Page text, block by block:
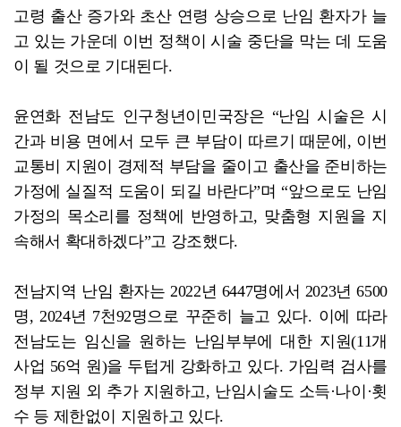
고령 출산 증가와 초산 연령 상승으로 난임 환자가 늘
고 있는 가운데 이번 정책이 시술 중단을 막는 데 도움
이 될 것으로 기대된다.
윤연화 전남도 인구청년이민국장은 “난임 시술은 시
간과 비용 면에서 모두 큰 부담이 따르기 때문에, 이번
교통비 지원이 경제적 부담을 줄이고 출산을 준비하는
가정에 실질적 도움이 되길 바란다”며 “앞으로도 난임
가정의 목소리를 정책에 반영하고, 맞춤형 지원을 지
속해서 확대하겠다”고 강조했다.
전남지역 난임 환자는 2022년 6447명에서 2023년 6500
명, 2024년 7천92명으로 꾸준히 늘고 있다. 이에 따라
전남도는 임신을 원하는 난임부부에 대한 지원(11개
사업 56억 원)을 두텁게 강화하고 있다. 가임력 검사를
정부 지원 외 추가 지원하고, 난임시술도 소득·나이·횟
수 등 제한없이 지원하고 있다.